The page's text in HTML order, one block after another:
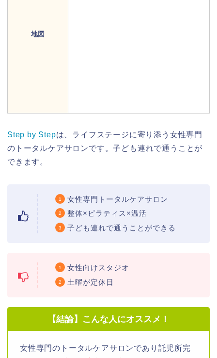
地図
Step by Stepは、ライフステージに寄り添う女性専門
のトータルケアサロンです。子ども連れで通うことが
できます。
女性専門トータルケアサロン
整体×ピラティス×温活
子ども連れで通うことができる
女性向けスタジオ
土曜が定休日
【結論】こんな人にオススメ！
女性専門のトータルケアサロンであり託児所完